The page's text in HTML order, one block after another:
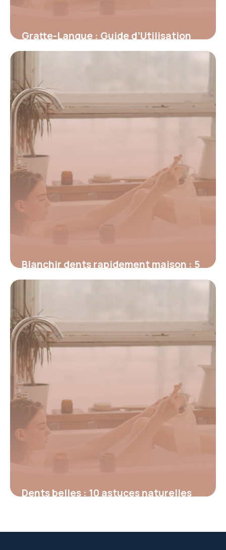
Gratte-Langue : Guide d’Utilisation
Complet
25 juin 2026
Blanchir dents rapidement maison : 5
méthodes efficaces
10 juin 2026
Dents belles : 10 astuces naturelles